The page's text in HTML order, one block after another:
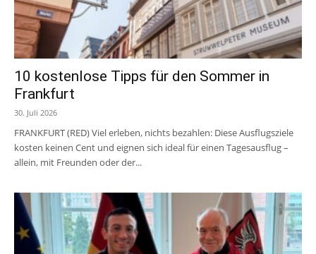
10 kostenlose Tipps für den Sommer in
Frankfurt
30. Juli 2026
FRANKFURT (RED) Viel erleben, nichts bezahlen: Diese Ausflugsziele
kosten keinen Cent und eignen sich ideal für einen Tagesausflug –
allein, mit Freunden oder der...